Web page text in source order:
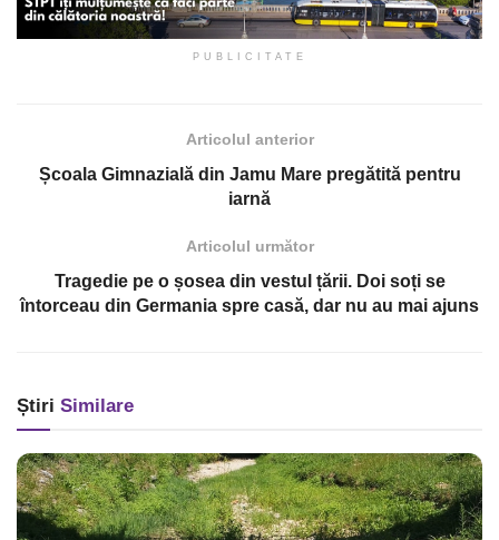
PUBLICITATE
Articolul anterior
Școala Gimnazială din Jamu Mare pregătită pentru
iarnă
Articolul următor
Tragedie pe o șosea din vestul țării. Doi soți se
întorceau din Germania spre casă, dar nu au mai ajuns
Știri Similare